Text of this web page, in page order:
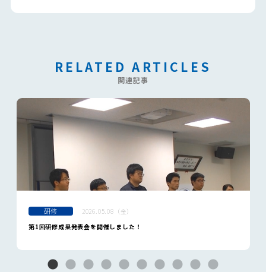
RELATED ARTICLES
関連記事
研修
2026.05.08（金）
第1回研修成果発表会を開催しました！